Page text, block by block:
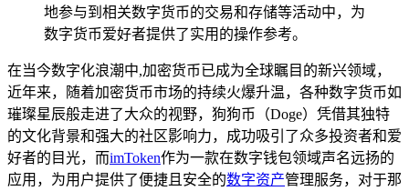
地参与到相关数字货币的交易和存储等活动中，为
数字货币爱好者提供了实用的操作参考。
在当今数字化浪潮中,加密货币已成为全球瞩目的新兴领域，
近年来，随着加密货币市场的持续火爆升温，各种数字货币如
璀璨星辰般走进了大众的视野，狗狗币（Doge）凭借其独特
的文化背景和强大的社区影响力，成功吸引了众多投资者和爱
好者的目光，而imToken作为一款在数字钱包领域声名远扬的
应用，为用户提供了便捷且安全的数字资产管理服务，对于那